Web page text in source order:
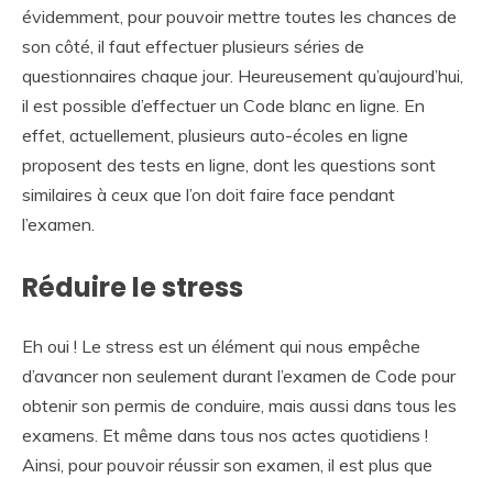
évidemment, pour pouvoir mettre toutes les chances de
son côté, il faut effectuer plusieurs séries de
questionnaires chaque jour. Heureusement qu’aujourd’hui,
il est possible d’effectuer un Code blanc en ligne. En
effet, actuellement, plusieurs auto-écoles en ligne
proposent des tests en ligne, dont les questions sont
similaires à ceux que l’on doit faire face pendant
l’examen.
Réduire le stress
Eh oui ! Le stress est un élément qui nous empêche
d’avancer non seulement durant l’examen de Code pour
obtenir son permis de conduire, mais aussi dans tous les
examens. Et même dans tous nos actes quotidiens !
Ainsi, pour pouvoir réussir son examen, il est plus que